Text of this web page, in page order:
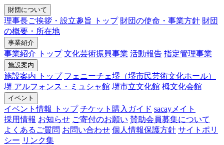
財団について
理事長ご挨拶・設立趣旨 トップ 財団の使命・事業方針 財団
の概要・所在地
事業紹介
事業紹介 トップ 文化芸術振興事業 活動報告 指定管理事業
施設案内
施設案内 トップ フェニーチェ堺（堺市民芸術文化ホール）
堺 アルフォンス・ミュシャ館 堺市立文化館 栂文化会館
イベント
イベント情報 トップ チケット購入ガイド sacayメイト
採用情報 お知らせ ご寄付のお願い 賛助会員募集について
よくあるご質問 お問い合わせ 個人情報保護方針 サイトポリ
シー リンク集